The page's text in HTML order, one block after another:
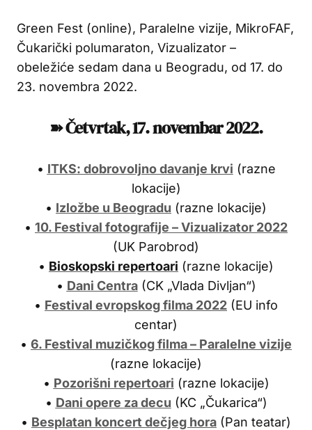
Green Fest (online), Paralelne vizije, MikroFAF,
Čukarički polumaraton, Vizualizator –
obeležiće sedam dana u Beogradu, od 17. do
23. novembra 2022.
➽ Četvrtak, 17. novembar 2022.
• ITKS: dobrovoljno davanje krvi (razne
lokacije)
• Izložbe u Beogradu (razne lokacije)
• 10. Festival fotografije – Vizualizator 2022
(UK Parobrod)
• Bioskopski repertoari (razne lokacije)
• Dani Centra(CK „Vlada Divljan“)
• Festival evropskog filma 2022 (EU info
centar)
• 6. Festival muzičkog filma – Paralelne vizije
(razne lokacije)
• Pozorišni repertoari (razne lokacije)
• Dani opere za decu (KC „Čukarica“)
• Besplatan koncert dečjeg hora (Pan teatar)